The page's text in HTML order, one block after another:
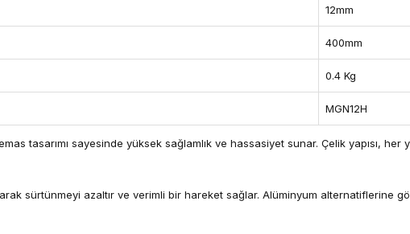
12mm
400mm
0.4 Kg
MGN12H
tasarımı sayesinde yüksek sağlamlık ve hassasiyet sunar. Çelik yapısı, her
sürtünmeyi azaltır ve verimli bir hareket sağlar. Alüminyum alternatiflerine